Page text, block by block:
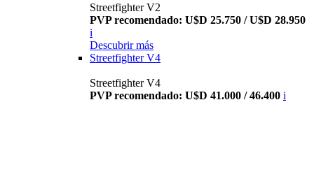
Streetfighter V2
PVP recomendado: U$D 25.750 / U$D 28.950
i
Descubrir más
Streetfighter V4
Streetfighter V4
PVP recomendado: U$D 41.000 / 46.400 i